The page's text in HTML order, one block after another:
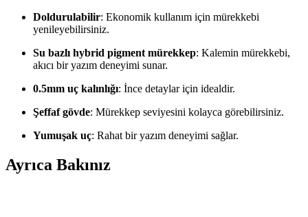
Doldurulabilir: Ekonomik kullanım için mürekkebi
yenileyebilirsiniz.
Su bazlı hybrid pigment mürekkep: Kalemin mürekkebi,
akıcı bir yazım deneyimi sunar.
0.5mm uç kalınlığı: İnce detaylar için idealdir.
Şeffaf gövde: Mürekkep seviyesini kolayca görebilirsiniz.
Yumuşak uç: Rahat bir yazım deneyimi sağlar.
Ayrıca Bakınız